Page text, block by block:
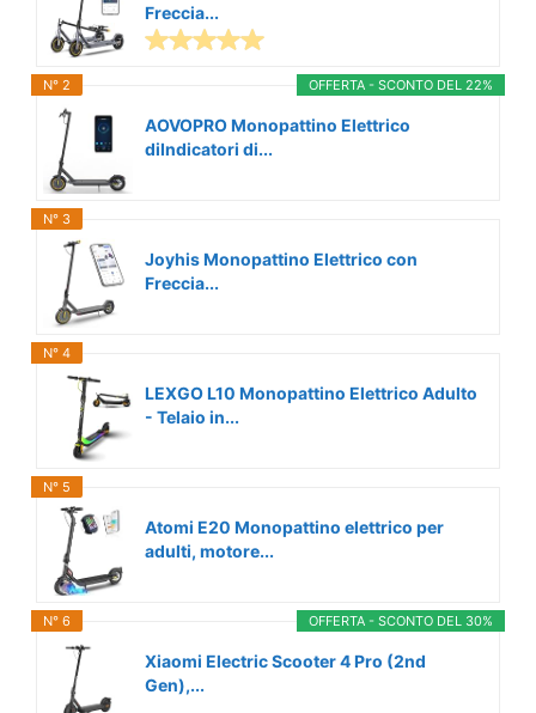
Freccia...
OFFERTA - SCONTO DEL 22%
N° 2
AOVOPRO Monopattino Elettrico
diIndicatori di...
N° 3
Joyhis Monopattino Elettrico con
Freccia...
N° 4
LEXGO L10 Monopattino Elettrico Adulto
- Telaio in...
N° 5
Atomi E20 Monopattino elettrico per
adulti, motore...
OFFERTA - SCONTO DEL 30%
N° 6
Xiaomi Electric Scooter 4 Pro (2nd
Gen),...